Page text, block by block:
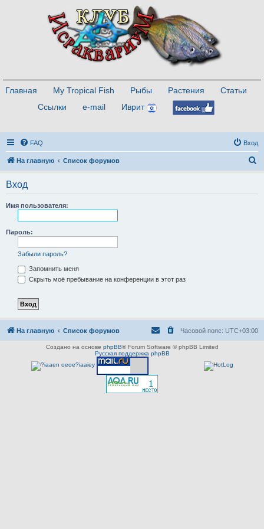
Главная My Tropical Fish Рыбы Растения
Статьи
Ссылки
e-mail Иврит
FAQ Вход
На главную Список форумов
Вход
Имя пользователя:
Пароль:
Забыли пароль?
Запомнить меня
Скрыть моё пребывание на конференции в этот раз
На главную Список форумов Часовой пояс: UTC+03:00
Создано на основе phpBB® Forum Software © phpBB Limited
Русская поддержка phpBB